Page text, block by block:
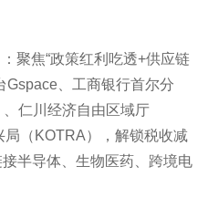
聚焦“政策红利吃透+供应链
Gspace、工商银行首尔分
仁川经济自由区域厅
局（KOTRA），解锁税收减
半导体、生物医药、跨境电